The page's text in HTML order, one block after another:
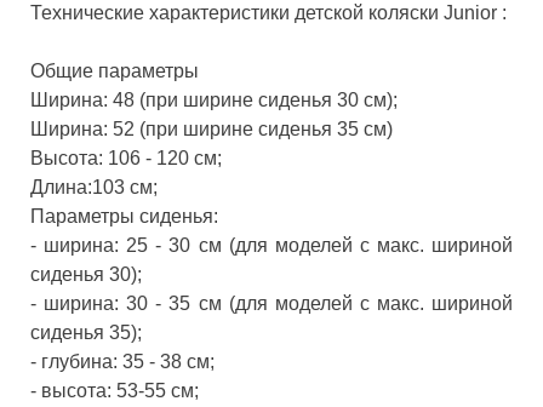
Технические характеристики детской коляски Junior :
Общие параметры
Ширина: 48 (при ширине сиденья 30 см);
Ширина: 52 (при ширине сиденья 35 см)
Высота: 106 - 120 см;
Длина:103 см;
Параметры сиденья:
- ширина: 25 - 30 см (для моделей с макс. шириной
сиденья 30);
- ширина: 30 - 35 см (для моделей с макс. шириной
сиденья 35);
- глубина: 35 - 38 см;
- высота: 53-55 см;